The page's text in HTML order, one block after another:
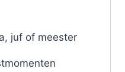
juf of meester